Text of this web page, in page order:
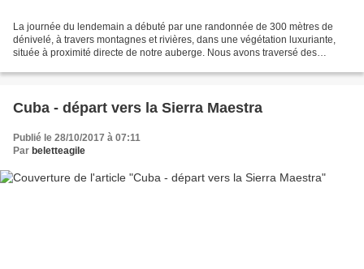
La journée du lendemain a débuté par une randonnée de 300 mètres de
dénivelé, à travers montagnes et rivières, dans une végétation luxuriante,
située à proximité directe de notre auberge. Nous avons traversé des
Cuba - départ vers la Sierra Maestra
Publié le 28/10/2017 à 07:11
Par beletteagile